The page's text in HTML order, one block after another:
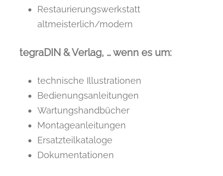
Restaurierungswerkstatt
altmeisterlich/modern
tegraDIN & Verlag, … wenn es um:
technische Illustrationen
Bedienungsanleitungen
Wartungshandbücher
Montageanleitungen
Ersatzteilkataloge
Dokumentationen